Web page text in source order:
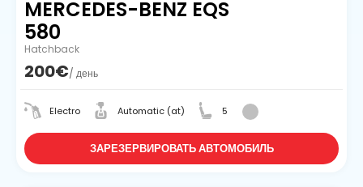
MERCEDES-BENZ EQS
580
Hatchback
200€/ день
Electro Automatic (at) 5
ЗАРЕЗЕРВИРОВАТЬ АВТОМОБИЛЬ